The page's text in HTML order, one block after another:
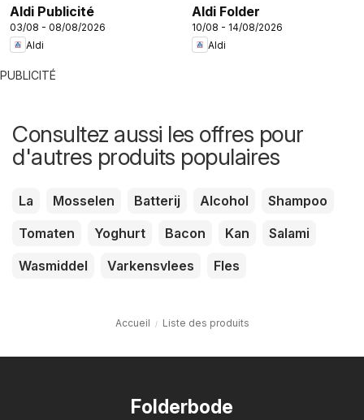
Aldi Publicité
03/08 - 08/08/2026
Aldi
Aldi Folder
10/08 - 14/08/2026
Aldi
PUBLICITÉ
Consultez aussi les offres pour
d'autres produits populaires
La Mosselen Batterij Alcohol
Shampoo
Tomaten
Yoghurt Bacon Kan
Salami
Wasmiddel
Varkensvlees Fles
Accueil Liste des produits
Folderbode